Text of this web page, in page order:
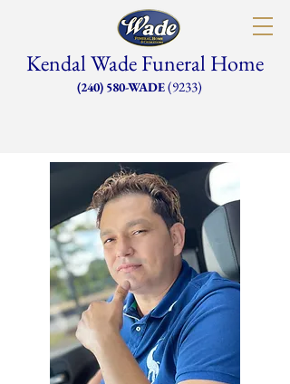
(240) 580-WADE(9233)
Kendal Wade Funeral Home